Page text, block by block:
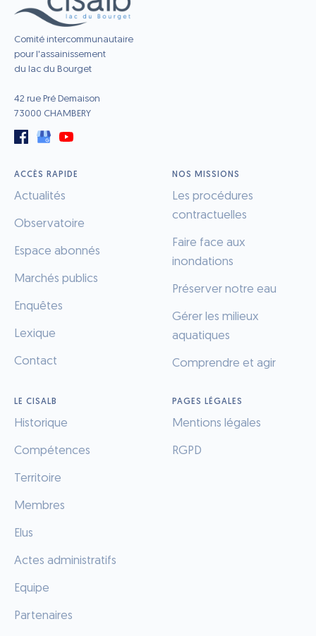
Comité intercommunautaire
pour l'assainissement
du lac du Bourget
42 rue Pré Demaison
73000 CHAMBERY
ACCÈS RAPIDE
Actualités
Observatoire
Espace abonnés
Marchés publics
Enquêtes
Lexique
Contact
NOS MISSIONS
Les procédures
contractuelles
Faire face aux
inondations
Préserver notre eau
Gérer les milieux
aquatiques
Comprendre et agir
LE CISALB
Historique
Compétences
Territoire
Membres
Elus
Actes administratifs
Equipe
Partenaires
PAGES LÉGALES
Mentions légales
RGPD